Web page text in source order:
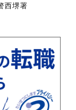
西堺署